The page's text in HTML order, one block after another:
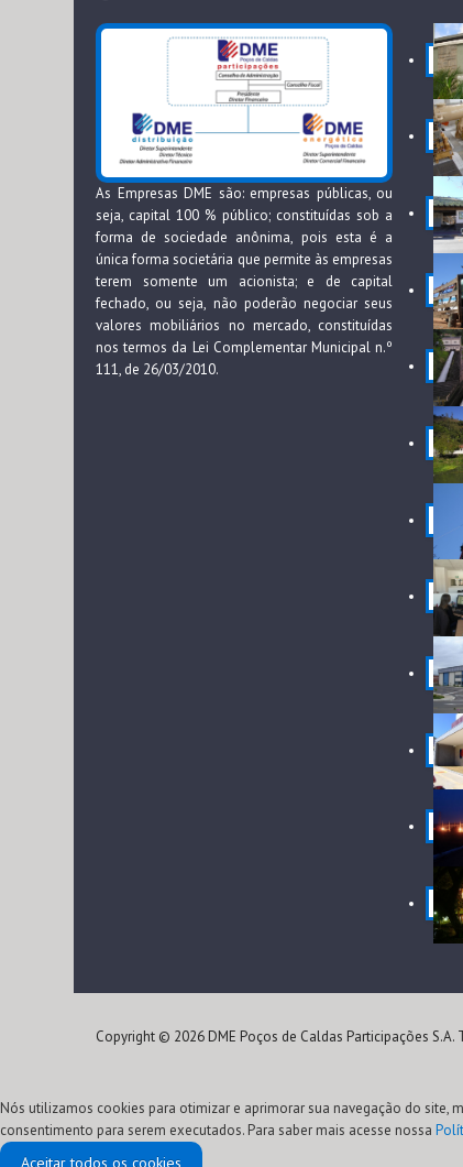
As Empresas DME são: empresas públicas, ou
seja, capital 100 % público; constituídas sob a
forma de sociedade anônima, pois esta é a
única forma societária que permite às empresas
terem somente um acionista; e de capital
fechado, ou seja, não poderão negociar seus
valores mobiliários no mercado, constituídas
nos termos da Lei Complementar Municipal n.º
111, de 26/03/2010.
Copyright © 2026 DME Poços de Caldas Participações
Nós utilizamos cookies para otimizar e aprimorar sua navegação do site,
consentimento para serem executados. Para saber mais acesse nossa
Aceitar todos os cookies